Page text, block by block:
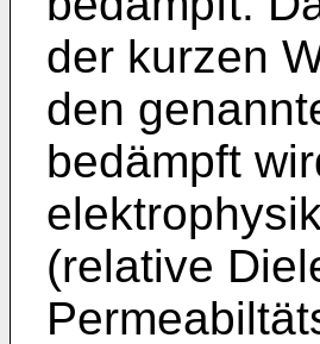
der kurzen
den
bedämpft
(relative